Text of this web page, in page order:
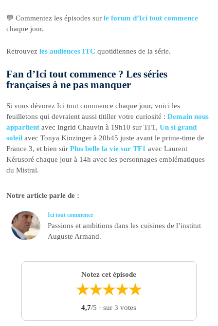
💬 Commentez les épisodes surle forum d’Ici tout commence
chaque jour.
Retrouvezles audiences ITC quotidiennes de la série.
Fan d’Ici tout commence ? Les séries
françaises à ne pas manquer
Si vous dévorez Ici tout commence chaque jour, voici les
feuilletons qui devraient aussi titiller votre curiosité :Demain nous
appartient avec Ingrid Chauvin à 19h10 sur TF1,Un si grand
soleil avec Tonya Kinzinger à 20h45 juste avant le prime-time de
France 3, et bien sûrPlus belle la vie sur TF1 avec Laurent
Kérusoré chaque jour à 14h avec les personnages emblématiques
du Mistral.
Notre article parle de :
Ici tout commence
Passions et ambitions dans les cuisines de l’institut
Auguste Armand.
Notez cet épisode
★★★★★
4,7/5 · sur 3 votes